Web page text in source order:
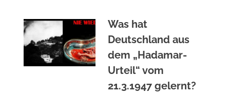
Was hat
Deutschland aus
dem „Hadamar-
Urteil“ vom
21.3.1947 gelernt?